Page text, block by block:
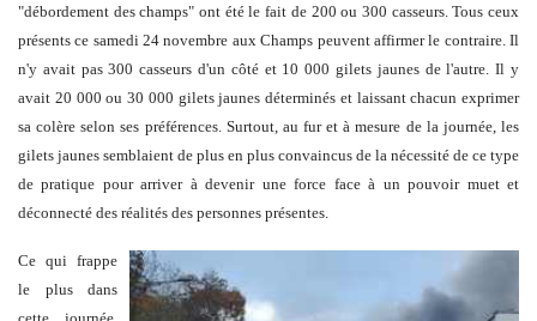
"débordement des champs" ont été le fait de 200 ou 300 casseurs. Tous ceux
présents ce samedi 24 novembre aux Champs peuvent affirmer le contraire. Il
n'y avait pas 300 casseurs d'un côté et 10 000 gilets jaunes de l'autre. Il y
avait 20 000 ou 30 000 gilets jaunes déterminés et laissant chacun exprimer
sa colère selon ses préférences. Surtout, au fur et à mesure de la journée, les
gilets jaunes semblaient de plus en plus convaincus de la nécessité de ce type
de pratique pour arriver à devenir une force face à un pouvoir muet et
déconnecté des réalités des personnes présentes.
Ce qui frappe
le plus dans